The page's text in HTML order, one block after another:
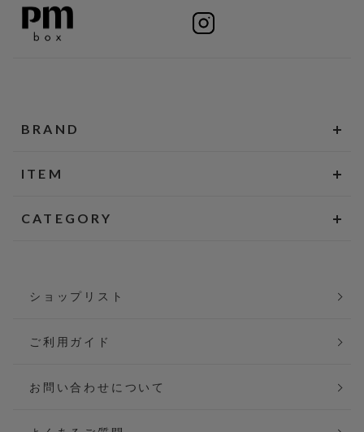
BRAND
ITEM
CATEGORY
ショップリスト
ご利用ガイド
お問い合わせについて